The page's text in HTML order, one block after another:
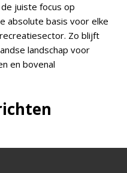
juiste focus op
absolute basis voor elke
Zo blijft
landschap voor
en bovenal